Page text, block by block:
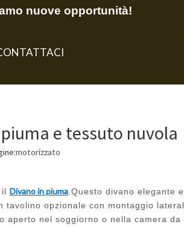
nuove opportunità!
e tessuto nuvola
motorizzato
il Divano in piuma .Questo divano elegante
opzionale con montaggio
aperto nel soggiorno o nella camera